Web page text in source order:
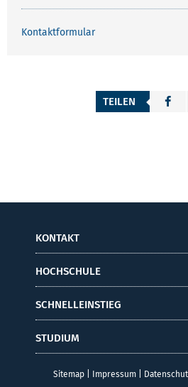
Kontaktformular
TEILEN
KONTAKT
HOCHSCHULE
SCHNELLEINSTIEG
STUDIUM
Sitemap| Impressum|